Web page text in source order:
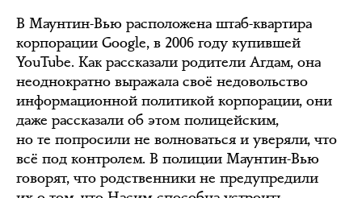
В Маунтин-Вью расположена штаб-квартира
корпорации Google, в 2006 году купившей
YouTube. Как рассказали родители Агдам, она
неоднократно выражала своё недовольство
информационной политикой корпорации, они
даже рассказали об этом полицейским,
но те попросили не волноваться и уверяли, что
всё под контролем. В полиции Маунтин-Вью
говорят, что родственники не предупредили